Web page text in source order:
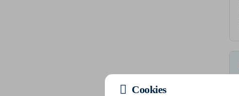
Cookies